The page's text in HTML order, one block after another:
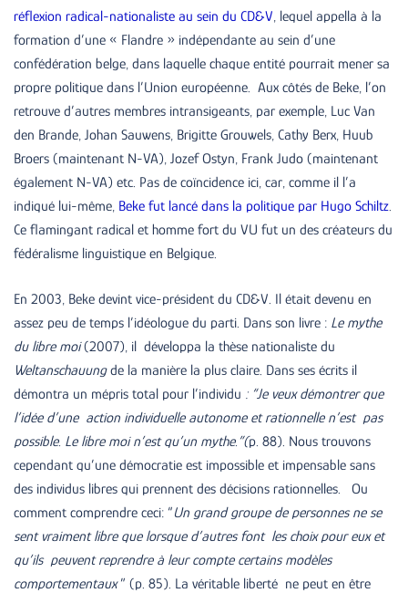
réflexion radical-nationaliste au sein du CD&V, lequel appella à la
formation d’une « Flandre » indépendante au sein d’une
confédération belge, dans laquelle chaque entité pourrait mener sa
propre politique dans l’Union européenne. Aux côtés de Beke, l’on
retrouve d’autres membres intransigeants, par exemple, Luc Van
den Brande, Johan Sauwens, Brigitte Grouwels, Cathy Berx, Huub
Broers (maintenant N-VA), Jozef Ostyn, Frank Judo (maintenant
également N-VA) etc. Pas de coïncidence ici, car, comme il l’a
indiqué lui-même, Beke fut lancé dans la politique par Hugo Schiltz.
Ce flamingant radical et homme fort du VU fut un des créateurs du
fédéralisme linguistique en Belgique.
En 2003, Beke devint vice-président du CD&V. Il était devenu en
assez peu de temps l’idéologue du parti. Dans son livre : Le mythe
du libre moi(2007), il développa la thèse nationaliste du
Weltanschauungde la manière la plus claire. Dans ses écrits il
démontra un mépris total pour l’individu : “Je veux démontrer que
l’idée d’une action individuelle autonome et rationnelle n’est pas
possible. Le libre moi n’est qu’un mythe.”(p. 88). Nous trouvons
cependant qu’une démocratie est impossible et impensable sans
des individus libres qui prennent des décisions rationnelles. Ou
comment comprendre ceci: “Un grand groupe de personnes ne se
sent vraiment libre que lorsque d’autres font les choix pour eux et
qu’ils peuvent reprendre à leur compte certains modèles
comportementaux” (p. 85). La véritable liberté ne peut en être